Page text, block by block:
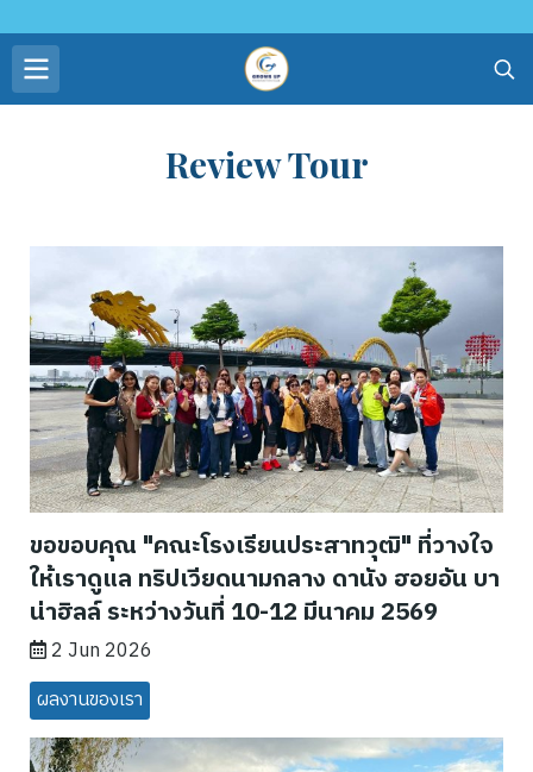
Review Tour
ขอขอบคุณ "คณะโรงเรียนประสาทวุฒิ" ที่วางใจ
ให้เราดูแล ทริปเวียดนามกลาง ดานัง ฮอยอัน บา
น่าฮิลล์ ระหว่างวันที่ 10-12 มีนาคม 2569
2 Jun 2026
ผลงานของเรา